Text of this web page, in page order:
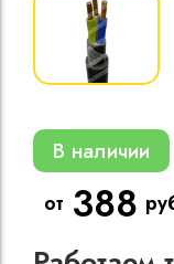
В наличии
от 388